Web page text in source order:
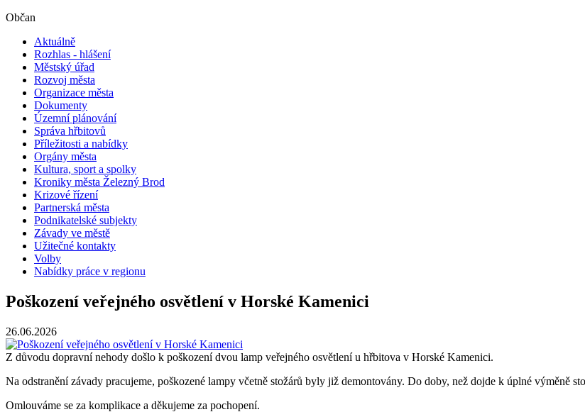
Občan
Aktuálně
Rozhlas - hlášení
Městský úřad
Rozvoj města
Organizace města
Dokumenty
Územní plánování
Správa hřbitovů
Příležitosti a nabídky
Orgány města
Kultura, sport a spolky
Kroniky města Železný Brod
Krizové řízení
Partnerská města
Podnikatelské subjekty
Závady ve městě
Užitečné kontakty
Volby
Nabídky práce v regionu
Poškození veřejného osvětlení v Horské Kamenici
26.06.2026
Z důvodu dopravní nehody došlo k poškození dvou lamp veřejného osvětlení u hřbitova v Horské Kamenici.
Na odstranění závady pracujeme, poškozené lampy včetně stožárů byly již demontovány. Do doby, než dojde k úplné výměně
Omlouváme se za komplikace a děkujeme za pochopení.